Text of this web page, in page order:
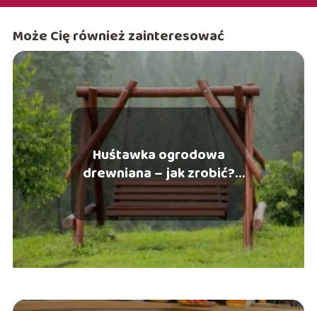
Może Cię również zainteresować
Huśtawka ogrodowa
drewniana – jak zrobić?
Tłumaczymy krok po kroku